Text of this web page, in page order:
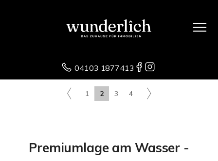
04103 1877413
1 2 3 4
Premiumlage am Wasser -